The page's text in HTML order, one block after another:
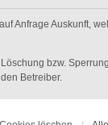
Anfrage Auskunft,
bzw.
Betreiber.